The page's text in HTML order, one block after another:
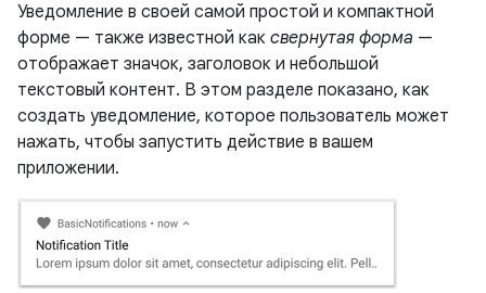
Уведомление в своей самой простой и компактной
форме — также известной как свернутая форма —
отображает значок, заголовок и небольшой
текстовый контент. В этом разделе показано, как
создать уведомление, которое пользователь может
нажать, чтобы запустить действие в вашем
приложении.